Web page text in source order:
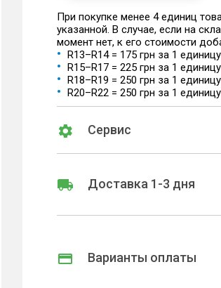
При покупке менее 4 единиц
указанной. В случае, если на
момент нет, к его стоимости
R13–R14 = 175 грн за 1 единицу
R15–R17 = 225 грн за 1 единицу
R18–R19 = 250 грн за 1 единицу
R20–R22 = 250 грн за 1 единицу
Сервис
Доставка 1-3 дня
Варианты оплаты